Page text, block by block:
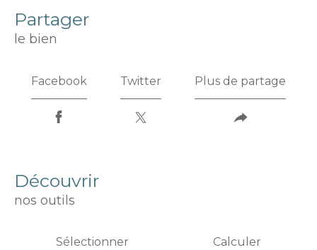
partager
le bien
Facebook Twitter Plus de partage
découvrir
nos outils
Sélectionner Calculer